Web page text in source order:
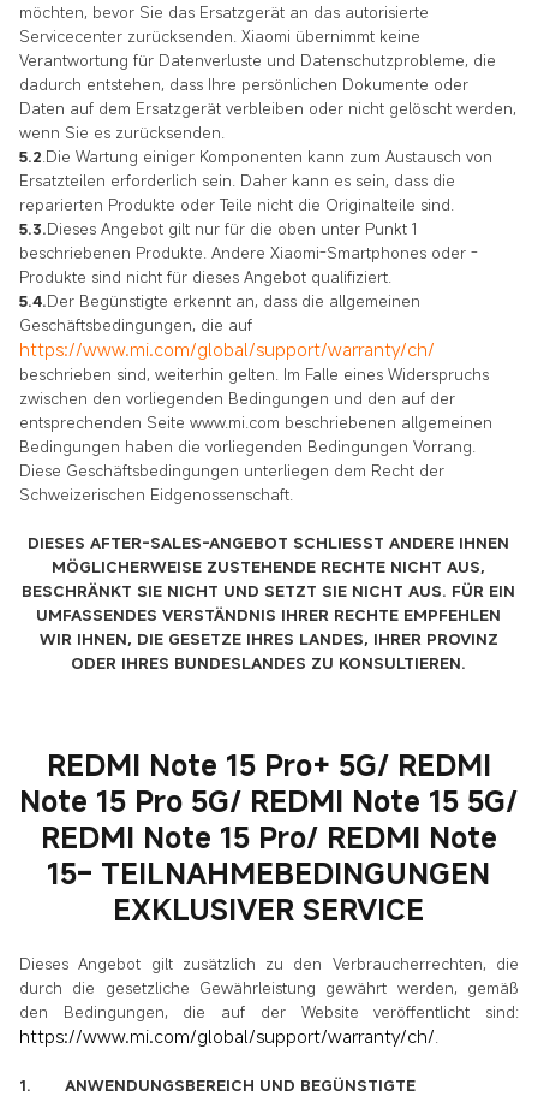
möchten, bevor Sie das Ersatzgerät an das autorisierte
Servicecenter zurücksenden. Xiaomi übernimmt keine
Verantwortung für Datenverluste und Datenschutzprobleme, die
dadurch entstehen, dass Ihre persönlichen Dokumente oder
Daten auf dem Ersatzgerät verbleiben oder nicht gelöscht werden,
wenn Sie es zurücksenden.
5.2.Die Wartung einiger Komponenten kann zum Austausch von
Ersatzteilen erforderlich sein. Daher kann es sein, dass die
reparierten Produkte oder Teile nicht die Originalteile sind.
5.3.Dieses Angebot gilt nur für die oben unter Punkt 1
beschriebenen Produkte. Andere Xiaomi-Smartphones oder -
Produkte sind nicht für dieses Angebot qualifiziert.
5.4.Der Begünstigte erkennt an, dass die allgemeinen
Geschäftsbedingungen, die auf
https://www.mi.com/global/support/warranty/ch/
beschrieben sind, weiterhin gelten. Im Falle eines Widerspruchs
zwischen den vorliegenden Bedingungen und den auf der
entsprechenden Seite www.mi.com beschriebenen allgemeinen
Bedingungen haben die vorliegenden Bedingungen Vorrang.
Diese Geschäftsbedingungen unterliegen dem Recht der
Schweizerischen Eidgenossenschaft.
DIESES AFTER-SALES-ANGEBOT SCHLIESST ANDERE IHNEN
MÖGLICHERWEISE ZUSTEHENDE RECHTE NICHT AUS,
BESCHRÄNKT SIE NICHT UND SETZT SIE NICHT AUS. FÜR EIN
UMFASSENDES VERSTÄNDNIS IHRER RECHTE EMPFEHLEN
WIR IHNEN, DIE GESETZE IHRES LANDES, IHRER PROVINZ
ODER IHRES BUNDESLANDES ZU KONSULTIEREN.
REDMI Note 15 Pro+ 5G/ REDMI
Note 15 Pro 5G/ REDMI Note 15 5G/
REDMI Note 15 Pro/ REDMI Note
15– TEILNAHMEBEDINGUNGEN
EXKLUSIVER SERVICE
Dieses Angebot gilt zusätzlich zu den Verbraucherrechten, die
durch die gesetzliche Gewährleistung gewährt werden, gemäß
den Bedingungen, die auf der Website veröffentlicht sind:
https://www.mi.com/global/support/warranty/ch/.
1. ANWENDUNGSBEREICH UND BEGÜNSTIGTE